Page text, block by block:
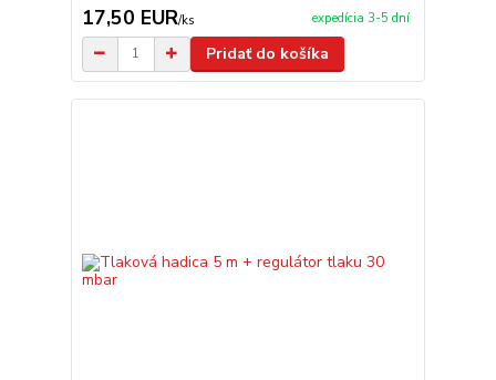
17,50 EUR/ks expedícia 3-5 dní
Pridať do košíka